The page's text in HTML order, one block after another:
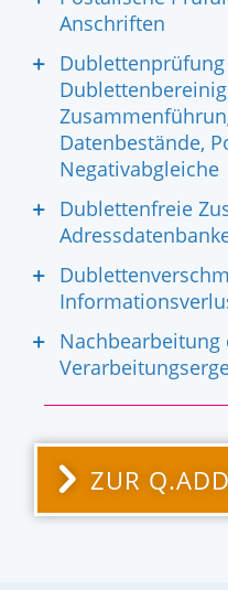
Anschriften
Datenbestände,
Negativabgleiche
Dublettenfreie
Nachbearbeitung
ZUR